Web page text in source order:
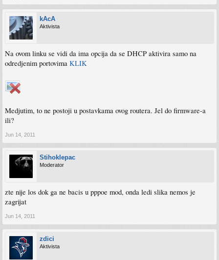
kAcA
Aktivista
Na ovom linku se vidi da ima opcija da se DHCP aktivira samo na
odredjenim portovima KLIK
Medjutim, to ne postoji u postavkama ovog routera. Jel do firmware-a
ili?
Jun 14, 2011
Stihoklepac
Moderator
zte nije los dok ga ne bacis u pppoe mod, onda ledi slika nemos je
zagrijat
Jun 14, 2011
zdici
Aktivista